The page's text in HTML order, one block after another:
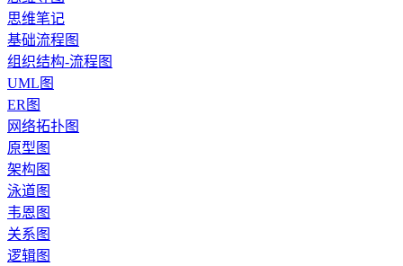
思维笔记
基础流程图
组织结构-流程图
UML图
ER图
网络拓扑图
原型图
架构图
泳道图
韦恩图
关系图
逻辑图